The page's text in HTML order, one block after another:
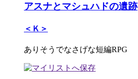
アスナとマシュハドの遺跡
＜Ｋ＞
ありそうでなさげな短編RPG